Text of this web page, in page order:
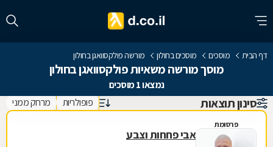
דף הבית מוסכים מוסכים בחולון מורשה פולקסוואגן בחולון
מוסך מורשה משאיות פולקסוואגן בחולון
נמצאו 1 מוסכים
סינון תוצאות פופולריות מרחק ממני
פרסומת
אבי פחחות וצבע